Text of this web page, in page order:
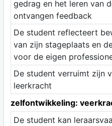
gedrag en het leren van
ontvangen feedback
De student reflecteert
van zijn stageplaats en
voor de eigen
De student verruimt zijn
leerkracht
zelfontwikkeling:
De student kan